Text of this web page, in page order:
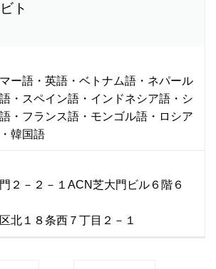
ト
ー語・英語・ベトナム語・ネパール
・スペイン語・インドネシア語・シ
・フランス語・モンゴル語・ロシア
韓国語
２－２－１ACN芝大門ビル６階６
北１８条西７丁目２－１